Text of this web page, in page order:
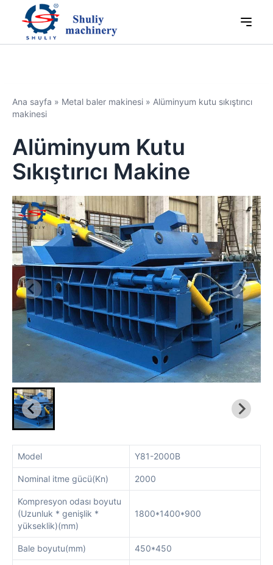
Ana sayfa » Metal baler makinesi » Alüminyum kutu sıkıştırıcı
makinesi
Alüminyum Kutu
Sıkıştırıcı Makine
Model Y81-2000B
Nominal itme gücü(Kn) 2000
Kompresyon odası boyutu
(Uzunluk * genişlik *
yükseklik)(mm)
1800*1400*900
Bale boyutu(mm) 450*450